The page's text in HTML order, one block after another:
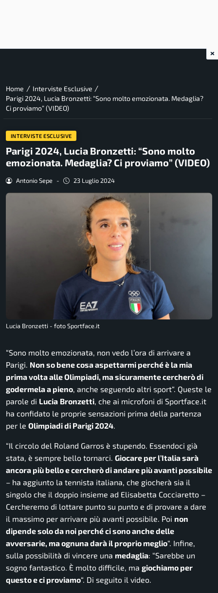
Home / Interviste Esclusive /
Parigi 2024, Lucia Bronzetti: “Sono molto emozionata. Medaglia?
Ci proviamo” (VIDEO)
INTERVISTE ESCLUSIVE
Parigi 2024, Lucia Bronzetti: “Sono molto
emozionata. Medaglia? Ci proviamo” (VIDEO)
Antonio Sepe - 23 Luglio 2024
Lucia Bronzetti - foto Sportface.it
“Sono molto emozionata, non vedo l’ora di arrivare a
Parigi. Non so bene cosa aspettarmi perché è la mia
prima volta alle Olimpiadi, ma sicuramente cercherò di
godermela a pieno, anche seguendo altri sport“. Queste le
parole di Lucia Bronzetti, che ai microfoni di Sportface.it
ha confidato le proprie sensazioni prima della partenza
per le Olimpiadi di Parigi 2024.
“Il circolo del Roland Garros è stupendo. Essendoci già
stata, è sempre bello tornarci. Giocare per l’Italia sarà
ancora più bello e cercherò di andare più avanti possibile
– ha aggiunto la tennista italiana, che giocherà sia il
singolo che il doppio insieme ad Elisabetta Cocciaretto –
Cercheremo di lottare punto su punto e di provare a dare
il massimo per arrivare più avanti possibile. Poi non
dipende solo da noi perché ci sono anche delle
avversarie, ma ognuna darà il proprio meglio“. Infine,
sulla possibilità di vincere una medaglia: “Sarebbe un
sogno fantastico. È molto difficile, ma giochiamo per
questo e ci proviamo“. Di seguito il video.
×